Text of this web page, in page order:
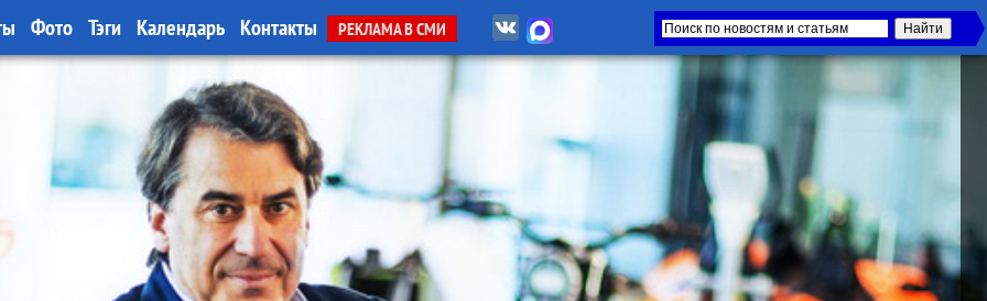
Фото Тэги Календарь Контакты РЕКЛАМА В СМИ